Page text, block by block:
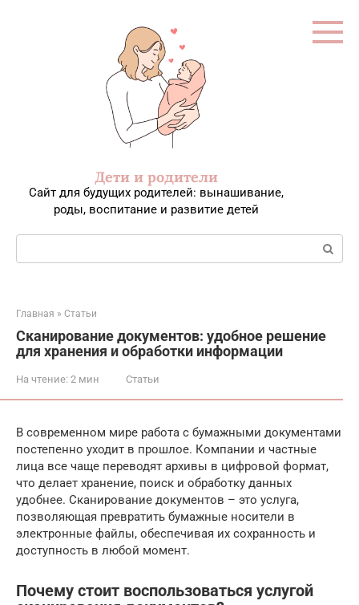
Дети и родители
Сайт для будущих родителей: вынашивание,
роды, воспитание и развитие детей
Поиск:
Главная » Статьи
Сканирование документов: удобное решение
для хранения и обработки информации
На чтение: 2 мин Статьи
В современном мире работа с бумажными документами
постепенно уходит в прошлое. Компании и частные
лица все чаще переводят архивы в цифровой формат,
что делает хранение, поиск и обработку данных
удобнее. Сканирование документов – это услуга,
позволяющая превратить бумажные носители в
электронные файлы, обеспечивая их сохранность и
доступность в любой момент.
Почему стоит воспользоваться услугой